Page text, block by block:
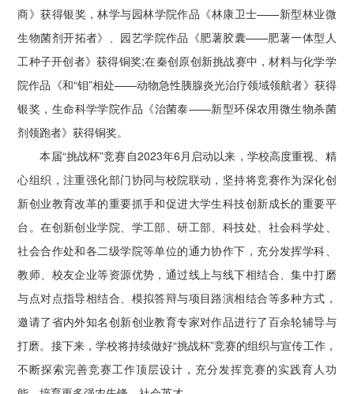
商》获得银奖，林学与园林学院作品《林康卫士——新型林业微
生物菌剂开拓者》、园艺学院作品《肥薯胶囊——肥薯一体型人
工种子开创者》获得铜奖;在秦创原创新挑战赛中，材料与化学学
院作品《和“钼”相处——动物急性胰腺炎光治疗领域领航者》获得
银奖，生命科学学院作品《治菌泰——新型环保农用微生物杀菌
剂领跑者》获得铜奖。
本届“挑战杯”竞赛自2023年6月启动以来，学校高度重视、精
心组织，注重强化部门协同与校院联动，坚持将竞赛作为深化创
新创业教育改革的重要抓手和促进大学生科技创新成长的重要平
台。在创新创业学院、学工部、研工部、科技处、社会科学处、
社会合作处和各二级学院等单位的通力协作下，充分发挥学科、
教师、校友企业等资源优势，通过线上与线下相结合、集中打磨
与点对点指导相结合、模拟答辩与项目路演相结合等多种方式，
邀请了省内外知名创新创业教育专家对作品进行了百余轮辅导与
打磨。接下来，学校将持续做好“挑战杯”竞赛的组织与宣传工作，
不断探索完善竞赛工作顶层设计，充分发挥竞赛的实践育人功